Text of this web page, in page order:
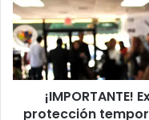
de
protección
temporal
para
venezolanos
EEUU
protección